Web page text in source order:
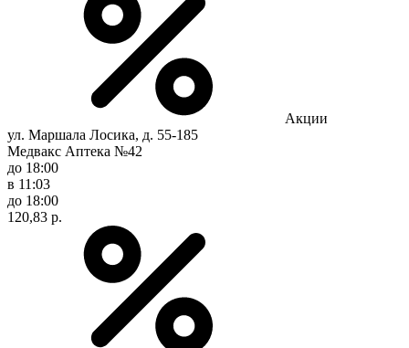
Акции
ул. Маршала Лосика, д. 55-185
Медвакс Аптека №42
до 18:00
в 11:03
до 18:00
120,83 р.